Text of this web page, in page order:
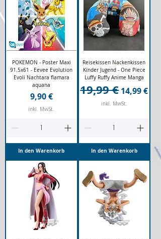
POKEMON - Poster Maxi
91.5x61 - Eevee Evolution
Evoli Nachtara flamara
aquana
Preis
9,90 €
inkl. MwSt.
In den Warenkorb
Reisekissen Nackenkissen
Kinder Jugend - One Piece
Luffy Ruffy Anime Manga
Standardpreis
19,99 € Sale-Preis
14,99 €
inkl. MwSt.
In den Warenkorb